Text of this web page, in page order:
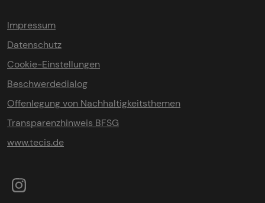
Impressum
Datenschutz
Cookie-Einstellungen
Beschwerdedialog
Offenlegung von Nachhaltigkeitsthemen
Transparenzhinweis BFSG
www.tecis.de